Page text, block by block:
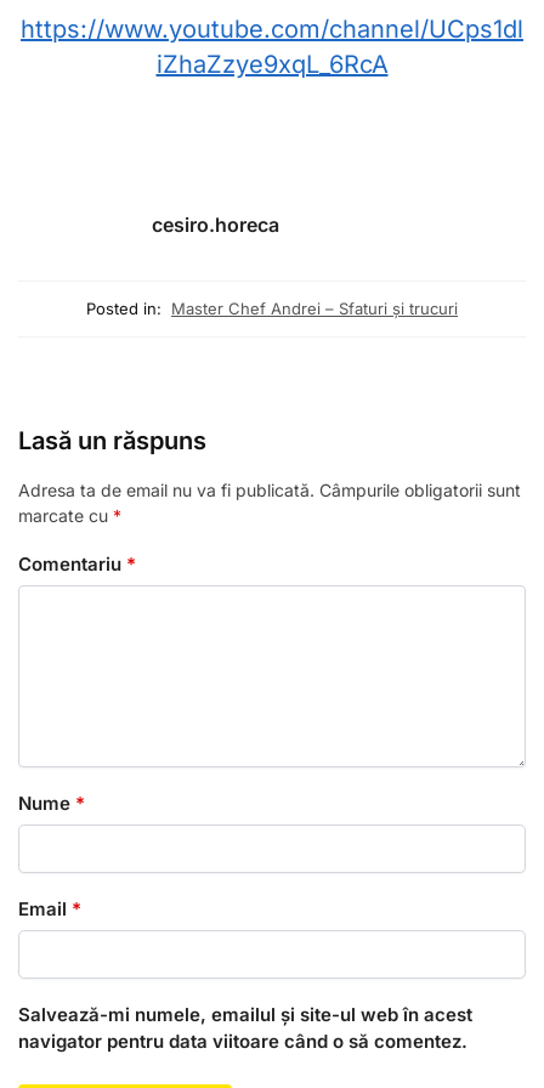
https://www.youtube.com/channel/UCps1dl
iZhaZzye9xqL_6RcA
cesiro.horeca
Posted in: Master Chef Andrei – Sfaturi și trucuri
Lasă un răspuns
Adresa ta de email nu va fi publicată. Câmpurile obligatorii sunt
marcate cu *
Comentariu *
Nume *
Email *
Salvează-mi numele, emailul și site-ul web în acest
navigator pentru data viitoare când o să comentez.